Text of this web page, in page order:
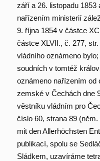
září a 26. listopadu 1853
nařízením ministerií
9. října 1854 v částce
částce XLVII., č. 277,
vládního oznámeno
soudních v tomtéž
oznámeno nařízením od
zemské v Čechách dne
věstníku vládním pro
číslo 60, strana 89
mit den Allerhöchsten
publikací, spolu se
Sládkem, uzavíráme